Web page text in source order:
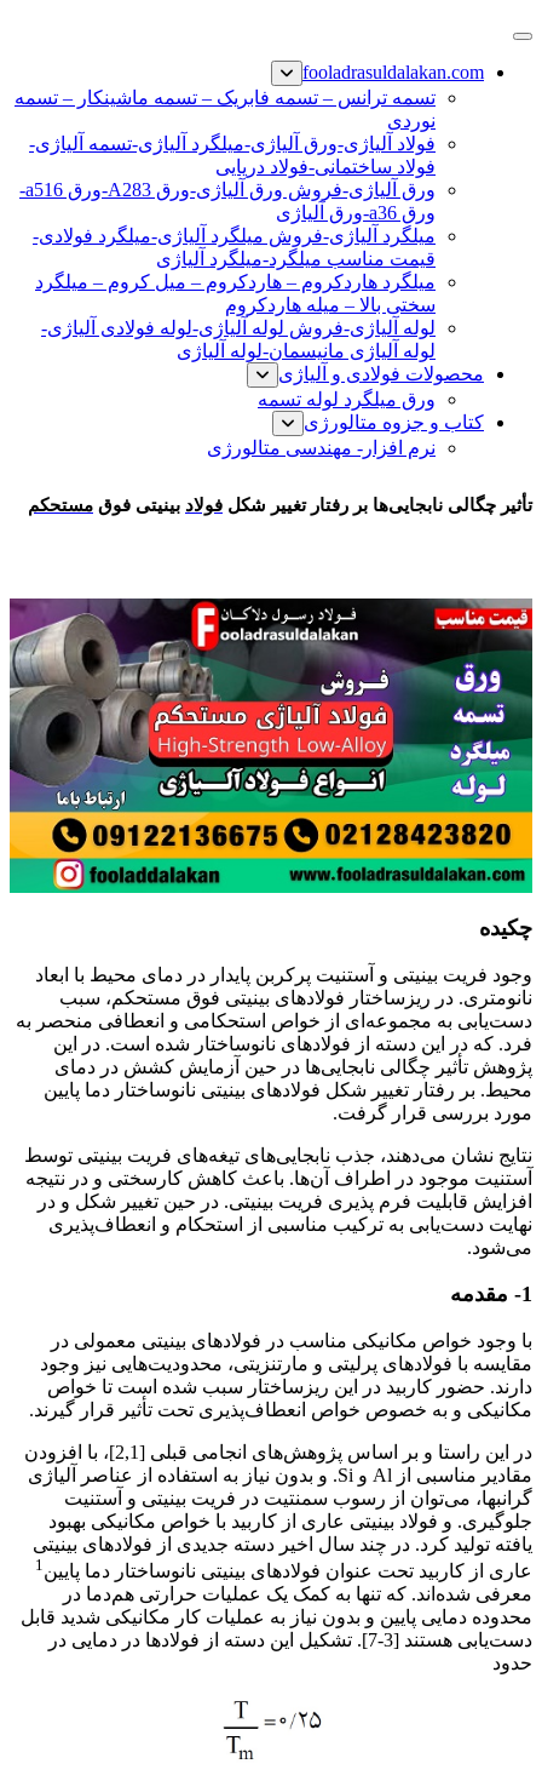
پرش
محتوا
نبشی فولادی-ناودانی فولادی-قیمت ورق-قیمت فولاد
fooladrasuldalakan.com
تسمه ترانس – تسمه فابریک – تسمه ماشینکار – تسمه
نوردی
فولاد آلیاژی-ورق آلیاژی-میلگرد آلیاژی-تسمه آلیاژی-
فولاد ساختمانی-فولاد دریایی
ورق آلیاژی-فروش ورق آلیاژی-ورق A283-ورق a516-
ورق a36-ورق آلیاژی
میلگرد آلیاژی-فروش میلگرد آلیاژی-میلگرد فولادی-
قیمت مناسب میلگرد-میلگرد آلیاژی
میلگرد هاردکروم – هاردکروم – میل کروم – میلگرد
سختی بالا – میله هاردکروم
لوله آلیاژی-فروش لوله آلیاژی-لوله فولادی آلیاژی-
لوله آلیاژی مانیسمان-لوله آلیاژی
محصولات فولادی و آلیاژی
ورق میلگرد لوله تسمه
کتاب و جزوه متالورژی
نرم افزار- مهندسی متالورژی
تأثیر چگالی نابجایی‌ها بر رفتار تغییر شکل فولاد بینیتی فوق مستحکم
چکیده
وجود فریت بینیتی و آستنیت پرکربن پایدار در دمای محیط با ابعاد
نانومتری. در ریزساختار فولادهای بینیتی فوق مستحکم، سبب
دست‌یابی به مجموعه‌ای از خواص استحکامی و انعطافی منحصر به
فرد. که در این دسته از فولادهای نانوساختار شده است. در این
پژوهش تأثیر چگالی نابجایی‌ها در حین آزمایش کشش در دمای
محیط. بر رفتار تغییر شکل فولادهای بینیتی نانوساختار دما پایین
مورد بررسی قرار گرفت.
نتایج نشان می‌دهند، جذب نابجایی‌های تیغه‌های فریت بینیتی توسط
آستنیت موجود در اطراف آن‌ها. باعث کاهش کارسختی و در نتیجه
افزایش قابلیت فرم پذیری فریت بینیتی. در حین تغییر شکل و در
نهایت دست‌یابی به ترکیب مناسبی از استحکام و انعطاف‌پذیری
می‌شود.
1- مقدمه
با وجود خواص مکانیکی مناسب در فولادهای بینیتی معمولی در
مقایسه با فولادهای پرلیتی و مارتنزیتی، محدودیت‌هایی نیز وجود
دارند. حضور کاربید در این ریزساختار سبب شده است تا خواص
مکانیکی و به خصوص خواص انعطاف‌پذیری تحت تأثیر قرار گیرند.
در این راستا و بر اساس پژوهش‌های انجامی قبلی [2,1]، با افزودن
مقادیر مناسبی از Al و Si. و بدون نیاز به استفاده از عناصر آلیاژی
گرانبها، می‌توان از رسوب سمنتیت در فریت بینیتی و آستنیت
جلوگیری. و فولاد بینیتی عاری از کاربید با خواص مکانیکی بهبود
یافته تولید کرد. در چند سال اخیر دسته جدیدی از فولادهای بینیتی
عاری از کاربید تحت عنوان فولادهای بینیتی نانوساختار دما پایین 1
معرفی شده‌اند. که تنها به کمک یک عملیات حرارتی هم‌دما در
محدوده دمایی پایین و بدون نیاز به عملیات کار مکانیکی شدید قابل
دست‌یابی هستند [3-7]. تشکیل این دسته از فولادها در دمایی در
حدود